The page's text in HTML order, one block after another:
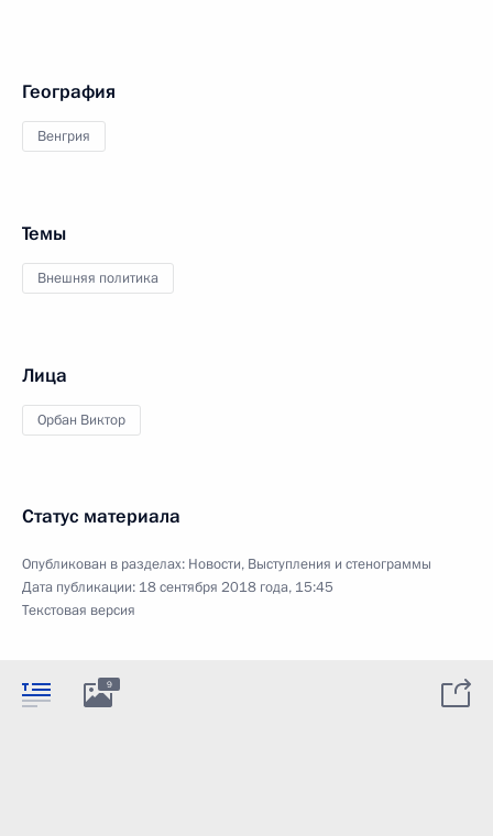
География
Венгрия
Темы
Внешняя политика
Лица
Орбан Виктор
Статус материала
Опубликован в разделах: Новости, Выступления и стенограммы
Дата публикации: 18 сентября 2018 года, 15:45
Текстовая версия
9